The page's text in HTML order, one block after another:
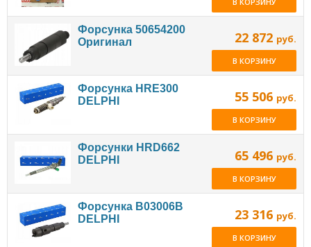
Форсунка 50654200
Оригинал
22 872 руб.
В КОРЗИНУ
Форсунка HRE300
DELPHI
55 506 руб.
В КОРЗИНУ
Форсунки HRD662
DELPHI
65 496 руб.
В КОРЗИНУ
Форсунка B03006B
DELPHI
23 316 руб.
В КОРЗИНУ